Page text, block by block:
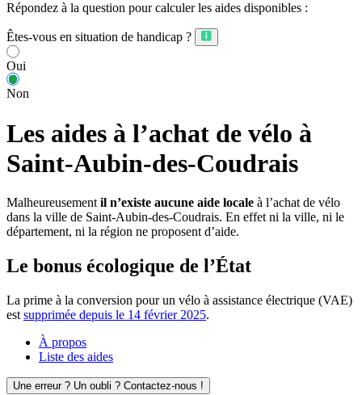
Répondez à la question pour calculer les aides disponibles :
Êtes-vous en situation de handicap ?
Oui
Non
Les aides à l’achat de vélo à
Saint-Aubin-des-Coudrais
Malheureusement il n’existe aucune aide locale à l’achat de vélo
dans la ville de Saint-Aubin-des-Coudrais. En effet ni la ville, ni le
département, ni la région ne proposent d’aide.
Le bonus écologique de l’État
La prime à la conversion pour un vélo à assistance électrique (VAE)
est supprimée depuis le 14 février 2025.
À propos
Liste des aides
Une erreur ? Un oubli ? Contactez-nous !